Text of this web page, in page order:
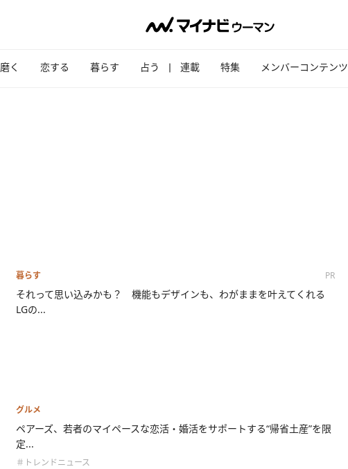
磨く 恋する 暮らす 占う 連載 特集 メンバーコンテンツ
暮らす PR
それって思い込みかも？ 機能もデザインも、わがままを叶えてくれる
LGの...
グルメ
ペアーズ、若者のマイペースな恋活・婚活をサポートする“帰省土産”を限
定...
＃トレンドニュース